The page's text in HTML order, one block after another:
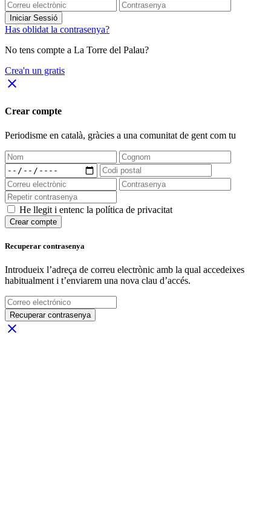
Iniciar Sessió
Has oblidat la contrasenya?
No tens compte a La Torre del Palau?
Crea'n un gratis
close
Crear compte
Periodisme en català, gràcies a una comunitat de gent com tu
He llegit i entenc la política de privacitat
Crear compte
Recuperar contrasenya
Introdueix l’adreça de correu electrònic amb la qual accedeixes
habitualment i t’enviarem una nova clau d’accés.
Recuperar contrasenya
close